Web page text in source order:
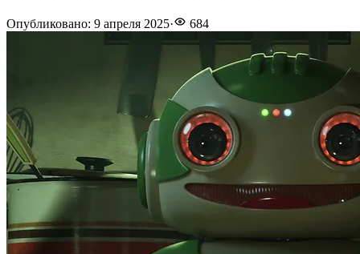
Опубликовано: 9 апреля 2025· 684